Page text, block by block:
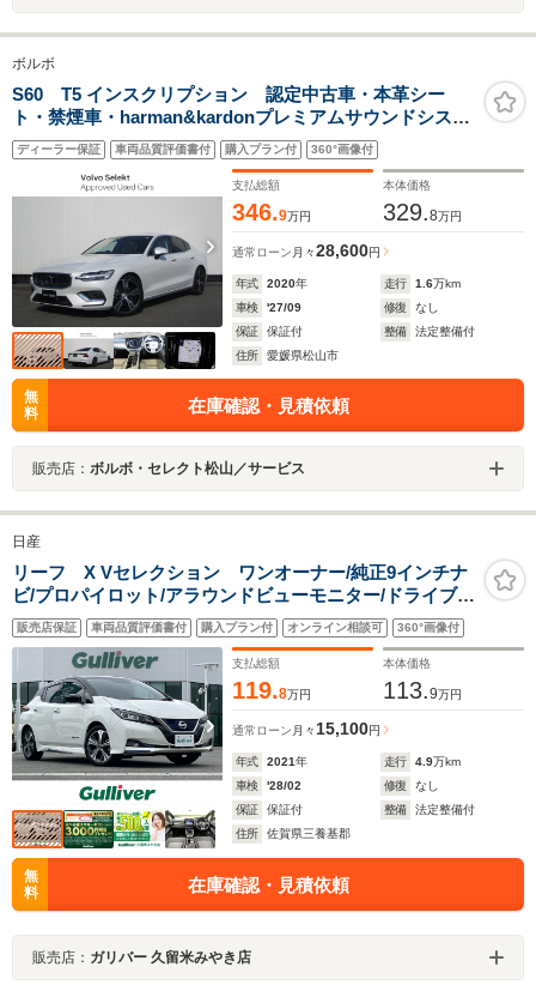
ボルボ
S60 T5 インスクリプション 認定中古車・本革シー
ト・禁煙車・harman&kardonプレミアムサウンドシステ
ム・純正ドライブレコーダー・F/Rシートヒーター・ステ
アリングホイールヒーター・
ディーラー保証 車両品質評価書付 購入プラン付 360°画像付
支払総額
346.9万円
本体価格
329.8万円
通常ローン 月々28,600円
年式 2020年 走行 1.6万km
車検
'27/09 修復
なし
保証
保証付 整備
法定整備付
住所
愛媛県松山市
無
料
在庫確認・見積依頼
販売店： ボルボ・セレクト松山／サービス
日産
リーフ X Vセレクション ワンオーナー/純正9インチナ
ビ/プロパイロット/アラウンドビューモニター/ドライブレ
コーダー/全席シートヒーター/フルセ
グ/Bluetooth/AppleCarPlay/AndroidAuto/クリアランス
ソナー/ETC2.0/デジタルインナーミラー
販売店保証 車両品質評価書付 購入プラン付 オンライン相談可 360°画像付
支払総額
119.8万円
本体価格
113.9万円
通常ローン 月々15,100円
年式 2021年 走行 4.9万km
車検
'28/02 修復
なし
保証
保証付 整備
法定整備付
住所
佐賀県三養基郡
無
料
在庫確認・見積依頼
販売店： ガリバー 久留米みやき店